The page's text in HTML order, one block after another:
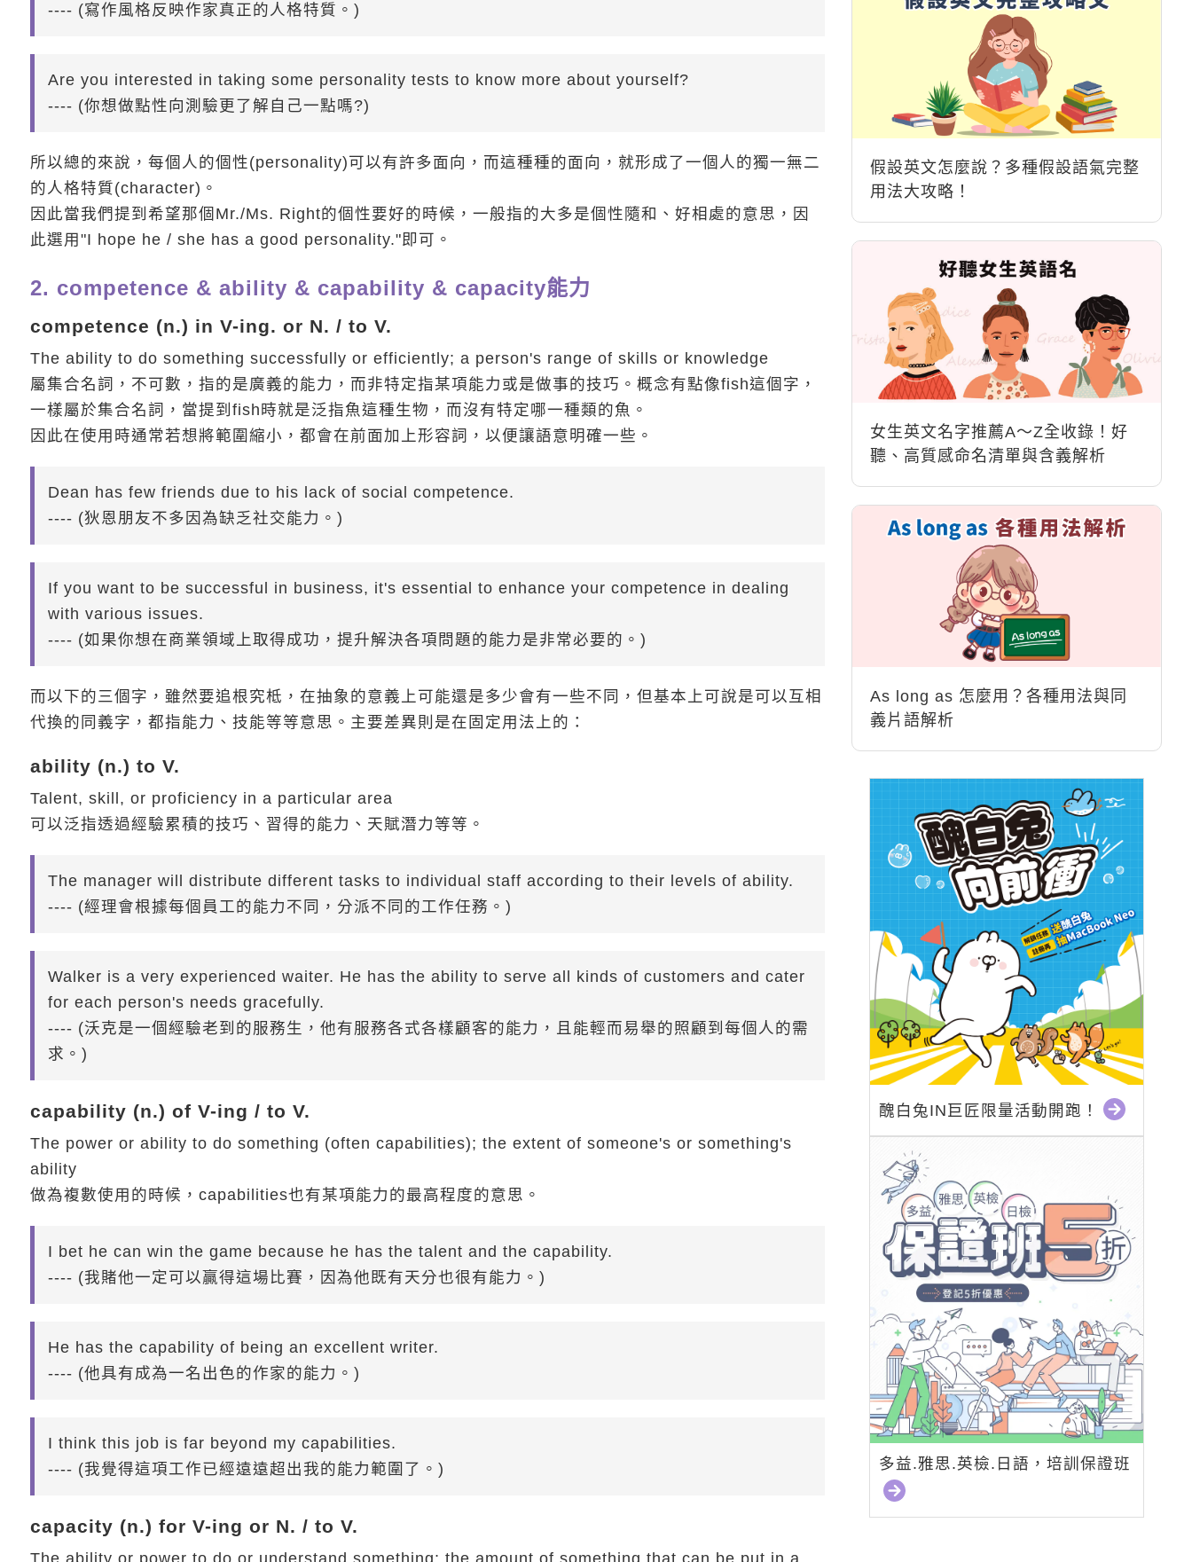
---- (寫作風格反映作家真正的人格特質。)
Are you interested in taking some personality tests to know more about yourself?
---- (你想做點性向測驗更了解自己一點嗎?)
所以總的來說，每個人的個性(personality)可以有許多面向，而這種種的面向，就形成了一個人的獨一無二
的人格特質(character)。
因此當我們提到希望那個Mr./Ms. Right的個性要好的時候，一般指的大多是個性隨和、好相處的意思，因
此選用"I hope he / she has a good personality."即可。
2. competence & ability & capability & capacity能力
competence (n.) in V-ing. or N. / to V.
The ability to do something successfully or efficiently; a person's range of skills or knowledge
屬集合名詞，不可數，指的是廣義的能力，而非特定指某項能力或是做事的技巧。概念有點像fish這個字，
一樣屬於集合名詞，當提到fish時就是泛指魚這種生物，而沒有特定哪一種類的魚。
因此在使用時通常若想將範圍縮小，都會在前面加上形容詞，以便讓語意明確一些。
Dean has few friends due to his lack of social competence.
---- (狄恩朋友不多因為缺乏社交能力。)
If you want to be successful in business, it's essential to enhance your competence in dealing
with various issues.
---- (如果你想在商業領域上取得成功，提升解決各項問題的能力是非常必要的。)
而以下的三個字，雖然要追根究柢，在抽象的意義上可能還是多少會有一些不同，但基本上可說是可以互相
代換的同義字，都指能力、技能等等意思。主要差異則是在固定用法上的：
ability (n.) to V.
Talent, skill, or proficiency in a particular area
可以泛指透過經驗累積的技巧、習得的能力、天賦潛力等等。
The manager will distribute different tasks to individual staff according to their levels of ability.
---- (經理會根據每個員工的能力不同，分派不同的工作任務。)
Walker is a very experienced waiter. He has the ability to serve all kinds of customers and cater
for each person's needs gracefully.
---- (沃克是一個經驗老到的服務生，他有服務各式各樣顧客的能力，且能輕而易舉的照顧到每個人的需
求。)
capability (n.) of V-ing / to V.
The power or ability to do something (often capabilities); the extent of someone's or something's
ability
做為複數使用的時候，capabilities也有某項能力的最高程度的意思。
I bet he can win the game because he has the talent and the capability.
---- (我賭他一定可以贏得這場比賽，因為他既有天分也很有能力。)
He has the capability of being an excellent writer.
---- (他具有成為一名出色的作家的能力。)
I think this job is far beyond my capabilities.
---- (我覺得這項工作已經遠遠超出我的能力範圍了。)
capacity (n.) for V-ing or N. / to V.
假設英文怎麼說？多種假設語氣完整
用法大攻略！
女生英文名字推薦A～Z全收錄！好
聽、高質感命名清單與含義解析
As long as 怎麼用？各種用法與同
義片語解析
醜白兔IN巨匠限量活動開跑！
多益.雅思.英檢.日語，培訓保證班